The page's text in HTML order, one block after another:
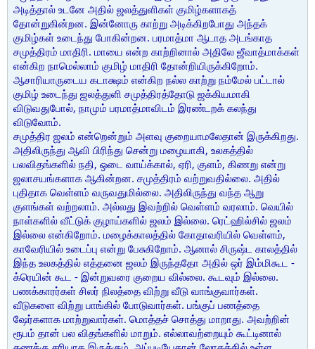
அடித்தால் உடனே அதில் ஜலத்துளிகள் குமிழ்களாகத்
தோன்றுகின்றன. இன்னோரு காற்று அடிக்கிறபோது அந்தக்
குமிழ்கள் உடைந்து போகின்றன. பரமாத்மா ஆடாத அடங்காத
சமுத்திரம் மாதிரி. மாயை என்ற காற்றினால் அதிலே ஜீவாத்மாக்கள்
என்கிற நாமெல்லாம் குமிழ் மாதிரி தோன்றியிருக்கிறோம்.
ஆசாரியாருடைய கடாக்ஷம் என்கிற நல்ல காற்று நம்மேல் பட்டால்
குமிழ் உடைந்து ஜலத்துளி சமுத்திரத்தோடு ஜக்கியமாகி
விடுவதுபோல், நாமும் பரமாத்மாவிடம் இரண்டறக் கலந்து
விடுவோம்.
சமுத்திர ஜலம் என்றென்றும் அளவு குறையாமலேதான் இருக்கிறது.
அதிலிருந்து ஆவி பிரிந்து சென்று மழையாகி, உலகத்தில்
பலவிதங்களில் நதி, ஒடை வாய்க்கால், ஏரி, குளம், கிணறு என்று
ஜலாசயங்களாக ஆகின்றன. சமுத்திரம் வற்றுவதில்லை. அதில்
புதிதாக வெள்ளம் வருவதுமில்லை. அதிலிருந்து வந்த ஆறு
குளங்கள் வற்றலாம். அல்லது இவற்றில் வெள்ளம் வரலாம். வெயில்
நாள்களில் வீட்டுக் குழாய்களில் ஜலம் இல்லை. ரெட்ஹில்சில் ஜலம்
இல்லை என்கிறோம். மழைக்காலத்தில் கோதாவரியில் வெள்ளம்,
காவேரியில் உடைப்பு என்று பேசுகிறோம். ஆனால் சிருஷ்ட காலத்தில்
இந்த உலகத்தில் எத்தனை ஜலம் இருந்ததோ அதில் ஒர் இம்மிகூட -
க்ரெயின் கூட - இன்றுவரை குறைய வில்லை. கூடவும் இல்லை.
பணக்காரர்கள் சிலர் நிலத்தை விற்று வீடு வாங்குவார்கள்.
வீடுகளை விற்று பாங்கில் போடுவார்கள். பங்குப் பணத்தை
ஷேர்களாக மாற்றுவார்கள். மொத்தச் சொத்து மாறாது. அவற்றின்
ரூபம் தான் பல விதங்களில் மாறும். எல்லாவற்றையும் கூட்டினால்